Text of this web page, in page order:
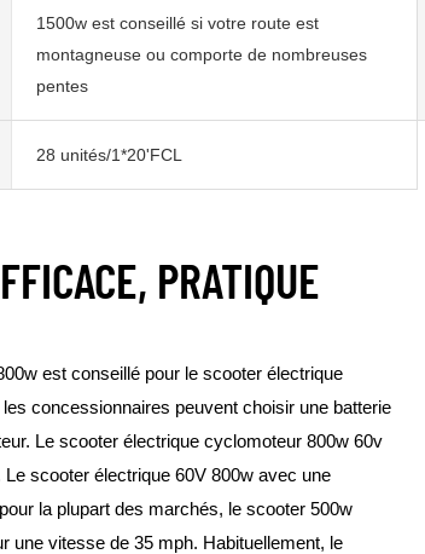
1500w est conseillé si votre route est
montagneuse ou comporte de nombreuses
pentes
28 unités/1*20'FCL
PRATIQUE
est conseillé pour le scooter électrique
concessionnaires peuvent choisir une batterie
Le scooter électrique cyclomoteur 800w 60v
scooter électrique 60V 800w avec une
la plupart des marchés, le scooter 500w
une vitesse de 35 mph. Habituellement, le